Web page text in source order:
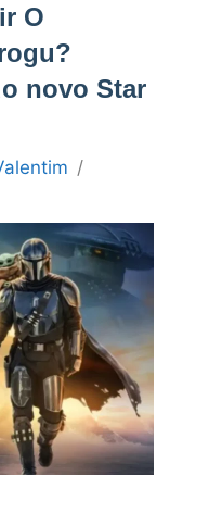
O
novo Star